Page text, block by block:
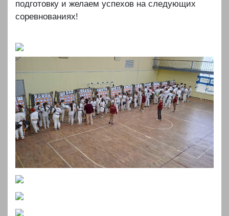
подготовку и желаем успехов на следующих
соревнованиях!